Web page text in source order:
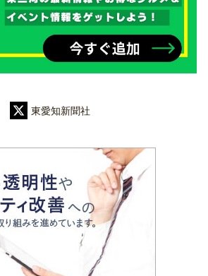
東愛知新聞社